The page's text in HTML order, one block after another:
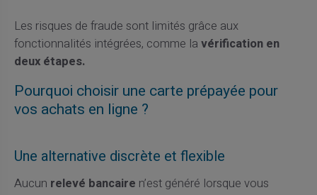
Les risques de fraude sont limités grâce aux
fonctionnalités intégrées, comme la vérification en
deux étapes.
Pourquoi choisir une carte prépayée pour
vos achats en ligne ?
Une alternative discrète et flexible
Aucun relevé bancaire n’est généré lorsque vous